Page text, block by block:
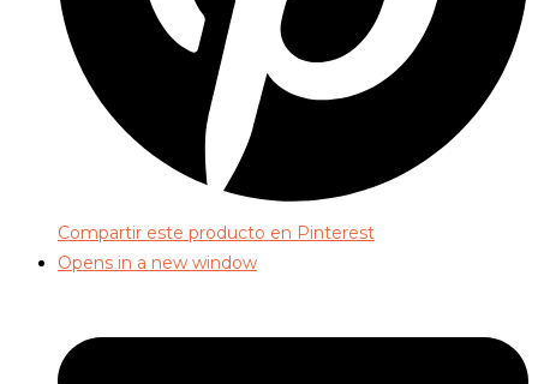
Compartir este producto en Pinterest
Opens in a new window